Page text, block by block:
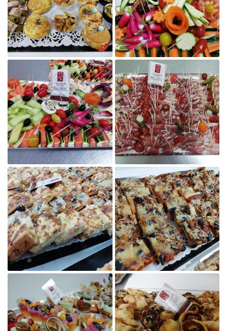
Agrandir la photo

Agrandir la photo

Agrandir la photo
